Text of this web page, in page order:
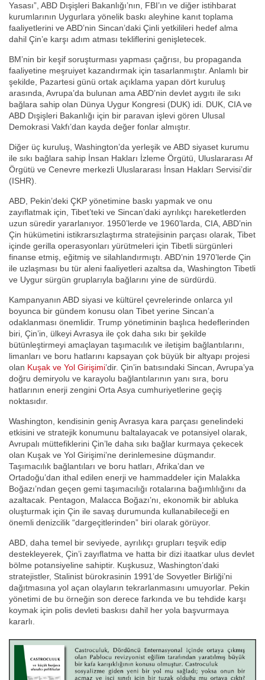
Yasası”, ABD Dışişleri Bakanlığı’nın, FBI’ın ve diğer istihbarat
kurumlarının Uygurlara yönelik baskı aleyhine kanıt toplama
faaliyetlerini ve ABD’nin Sincan’daki Çinli yetkilileri hedef alma
dahil Çin’e karşı adım atması tekliflerini genişletecek.
BM’nin bir keşif soruşturması yapması çağrısı, bu propaganda
faaliyetine meşruiyet kazandırmak için tasarlanmıştır. Anlamlı bir
şekilde, Pazartesi günü ortak açıklama yapan dört kuruluş
arasında, Avrupa’da bulunan ama ABD’nin devlet aygıtı ile sıkı
bağlara sahip olan Dünya Uygur Kongresi (DUK) idi. DUK, CIA ve
ABD Dışişleri Bakanlığı için bir paravan işlevi gören Ulusal
Demokrasi Vakfı’dan kayda değer fonlar almıştır.
Diğer üç kuruluş, Washington’da yerleşik ve ABD siyaset kurumu
ile sıkı bağlara sahip İnsan Hakları İzleme Örgütü, Uluslararası Af
Örgütü ve Cenevre merkezli Uluslararası İnsan Hakları Servisi’dir
(ISHR).
ABD, Pekin’deki ÇKP yönetimine baskı yapmak ve onu
zayıflatmak için, Tibet’teki ve Sincan’daki ayrılıkçı hareketlerden
uzun süredir yararlanıyor. 1950’lerde ve 1960’larda, CIA, ABD’nin
Çin hükümetini istikrarsızlaştırma stratejisinin parçası olarak, Tibet
içinde gerilla operasyonları yürütmeleri için Tibetli sürgünleri
finanse etmiş, eğitmiş ve silahlandırmıştı. ABD’nin 1970’lerde Çin
ile uzlaşması bu tür aleni faaliyetleri azaltsa da, Washington Tibetli
ve Uygur sürgün gruplarıyla bağlarını yine de sürdürdü.
Kampanyanın ABD siyasi ve kültürel çevrelerinde onlarca yıl
boyunca bir gündem konusu olan Tibet yerine Sincan’a
odaklanması önemlidir. Trump yönetiminin başlıca hedeflerinden
biri, Çin’in, ülkeyi Avrasya ile çok daha sıkı bir şekilde
bütünleştirmeyi amaçlayan taşımacılık ve iletişim bağlantılarını,
limanları ve boru hatlarını kapsayan çok büyük bir altyapı projesi
olan Kuşak ve Yol Girişimi’dir. Çin’in batısındaki Sincan, Avrupa’ya
doğru demiryolu ve karayolu bağlantılarının yanı sıra, boru
hatlarının enerji zengini Orta Asya cumhuriyetlerine geçiş
noktasıdır.
Washington, kendisinin geniş Avrasya kara parçası genelindeki
etkisini ve stratejik konumunu baltalayacak ve potansiyel olarak,
Avrupalı müttefiklerini Çin’le daha sıkı bağlar kurmaya çekecek
olan Kuşak ve Yol Girişimi’ne derinlemesine düşmandır.
Taşımacılık bağlantıları ve boru hatları, Afrika’dan ve
Ortadoğu’dan ithal edilen enerji ve hammaddeler için Malakka
Boğazı’ndan geçen gemi taşımacılığı rotalarına bağımlılığını da
azaltacak. Pentagon, Malacca Boğazı’nı, ekonomik bir abluka
oluşturmak için Çin ile savaş durumunda kullanabileceği en
önemli denizcilik “dargeçitlerinden” biri olarak görüyor.
ABD, daha temel bir seviyede, ayrılıkçı grupları teşvik edip
destekleyerek, Çin’i zayıflatma ve hatta bir dizi itaatkar ulus devlet
bölme potansiyeline sahiptir. Kuşkusuz, Washington’daki
stratejistler, Stalinist bürokrasinin 1991’de Sovyetler Birliği’ni
dağıtmasına yol açan olayların tekrarlanmasını umuyorlar. Pekin
yönetimi de bu örneğin son derece farkında ve bu tehdide karşı
koymak için polis devleti baskısı dahil her yola başvurmaya
kararlı.